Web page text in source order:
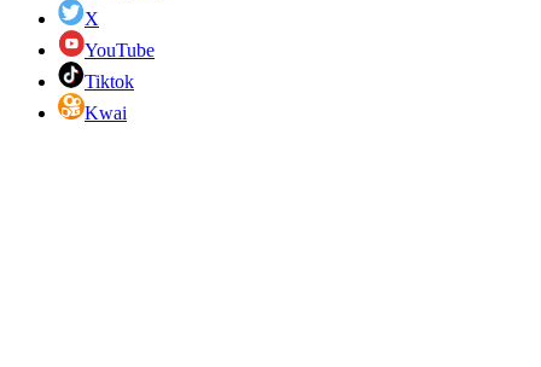
X
YouTube
Tiktok
Kwai